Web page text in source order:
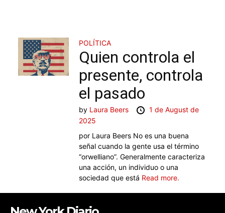
POLÍTICA
Quien controla el
presente, controla
el pasado
by Laura Beers
1 de August de
2025
por Laura Beers No es una buena
señal cuando la gente usa el término
“orwelliano”. Generalmente caracteriza
una acción, un individuo o una
sociedad que está Read more.